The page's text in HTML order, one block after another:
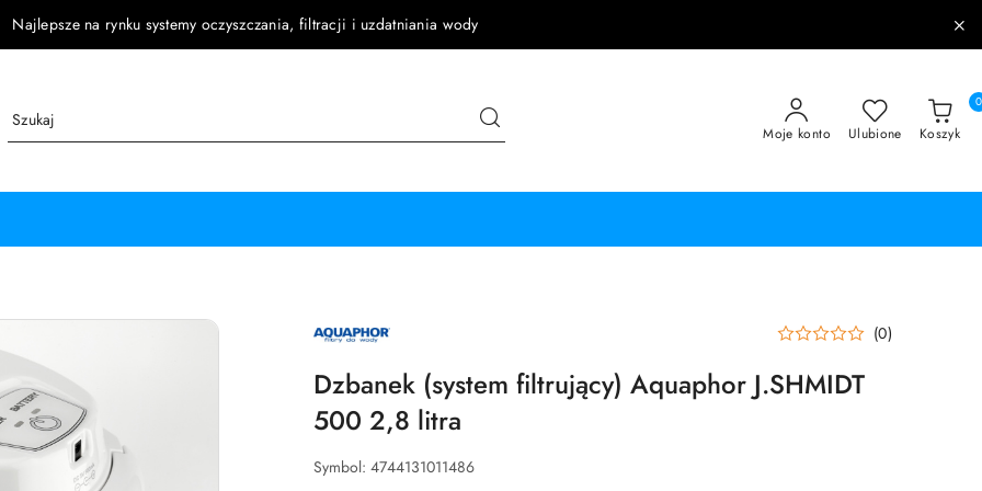
Najlepsze na rynku systemy oczyszczania, filtracji i uzdatniania wody
Moje konto Ulubione Koszyk
0
NAZWA
PRODUCENTA: (0)
Dzbanek (system filtrujący) Aquaphor J.SHMIDT
500 2,8 litra
Symbol: 4744131011486